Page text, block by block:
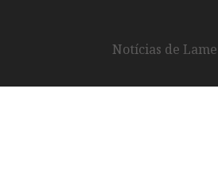
Notícias de